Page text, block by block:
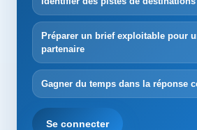
Préparer un brief exploitable pour
partenaire
Gagner du temps dans la réponse
Se connecter